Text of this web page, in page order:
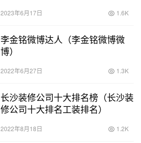
2023年6月17日 1.6K
李金铭微博达人（李金铭微博微
博）
2022年6月27日 1.3K
长沙装修公司十大排名榜（长沙装
修公司十大排名工装排名）
2022年8月18日 1.2K